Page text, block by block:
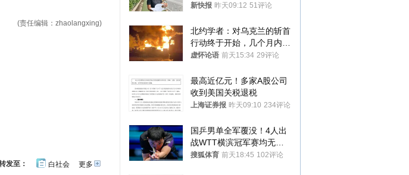
(责任编辑：zhaolangxing)
更多开
发至： 白社会
新快报 昨天09:12 51评论
北约学者：对乌克兰的斩首
行动终于开始，几个月内乌
将投降
虚怀论语 前天15:34 29评论
最高近亿元！多家A股公司
收到美国关税退税
上海证券报 昨天09:10 234评论
国乒男单全军覆没！4人出
战WTT横滨冠军赛均无缘
八强
搜狐体育 前天18:45 102评论